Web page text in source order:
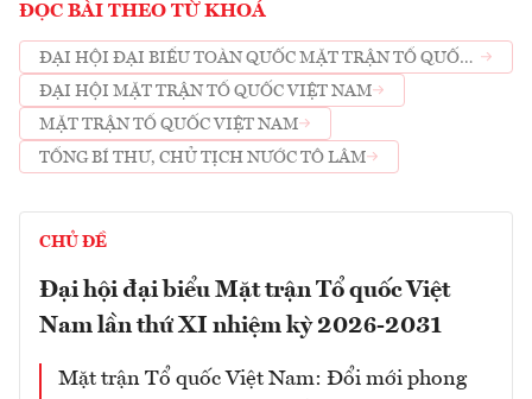
ĐỌC BÀI THEO TỪ KHOÁ
ĐẠI HỘI ĐẠI BIỂU TOÀN QUỐC MẶT TRẬN TỔ QUỐC
VIỆT NAM LẦN THỨ XI
ĐẠI HỘI MẶT TRẬN TỔ QUỐC VIỆT NAM
MẶT TRẬN TỔ QUỐC VIỆT NAM
TỔNG BÍ THƯ, CHỦ TỊCH NƯỚC TÔ LÂM
CHỦ ĐỀ
Đại hội đại biểu Mặt trận Tổ quốc Việt
Nam lần thứ XI nhiệm kỳ 2026-2031
Mặt trận Tổ quốc Việt Nam: Đổi mới phong